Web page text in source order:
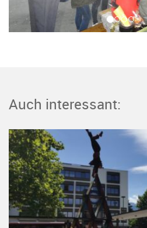
Auch interessant: